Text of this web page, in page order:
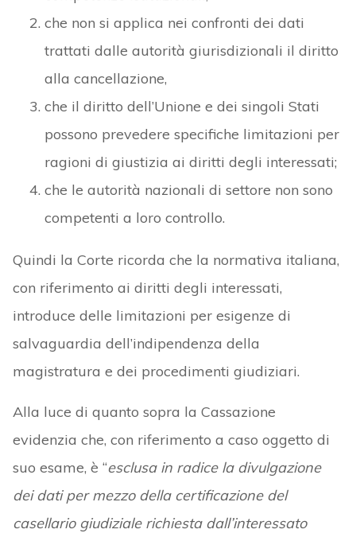
che non si applica nei confronti dei dati
trattati dalle autorità giurisdizionali il diritto
alla cancellazione,
che il diritto dell’Unione e dei singoli Stati
possono prevedere specifiche limitazioni per
ragioni di giustizia ai diritti degli interessati;
che le autorità nazionali di settore non sono
competenti a loro controllo.
Quindi la Corte ricorda che la normativa italiana,
con riferimento ai diritti degli interessati,
introduce delle limitazioni per esigenze di
salvaguardia dell’indipendenza della
magistratura e dei procedimenti giudiziari.
Alla luce di quanto sopra la Cassazione
evidenzia che, con riferimento a caso oggetto di
suo esame, è “esclusa in radice la divulgazione
dei dati per mezzo della certificazione del
casellario giudiziale richiesta dall’interessato